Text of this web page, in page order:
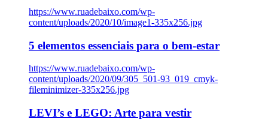
https://www.ruadebaixo.com/wp-
content/uploads/2020/10/image1-335x256.jpg
5 elementos essenciais para o bem-estar
https://www.ruadebaixo.com/wp-
content/uploads/2020/09/305_501-93_019_cmyk-
fileminimizer-335x256.jpg
LEVI’s e LEGO: Arte para vestir